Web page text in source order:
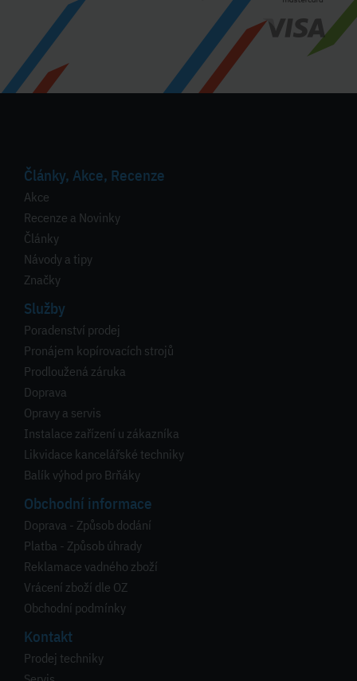
Články, Akce, Recenze
Akce
Recenze a Novinky
Články
Návody a tipy
Značky
Služby
Poradenství prodej
Pronájem kopírovacích strojů
Prodloužená záruka
Doprava
Opravy a servis
Instalace zařízení u zákazníka
Likvidace kancelářské techniky
Balík výhod pro Brňáky
Obchodní informace
Doprava - Způsob dodání
Platba - Způsob úhrady
Reklamace vadného zboží
Vrácení zboží dle OZ
Obchodní podmínky
Kontakt
Prodej techniky